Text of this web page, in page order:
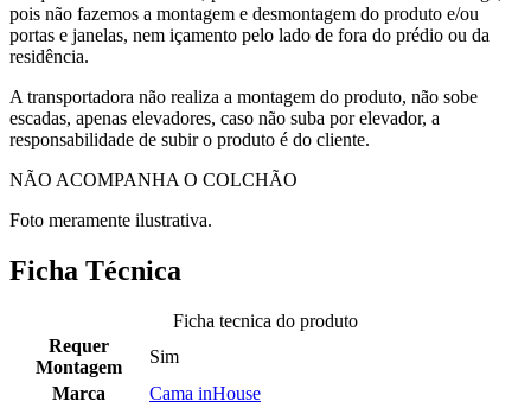
pois não fazemos a montagem e desmontagem do produto e/ou
portas e janelas, nem içamento pelo lado de fora do prédio ou da
residência.
A transportadora não realiza a montagem do produto, não sobe
escadas, apenas elevadores, caso não suba por elevador, a
responsabilidade de subir o produto é do cliente.
NÃO ACOMPANHA O COLCHÃO
Foto meramente ilustrativa.
Ficha Técnica
Ficha tecnica do produto
Requer
Montagem
Sim
Marca
Cama inHouse